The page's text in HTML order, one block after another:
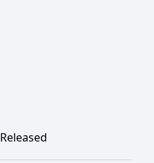
Released